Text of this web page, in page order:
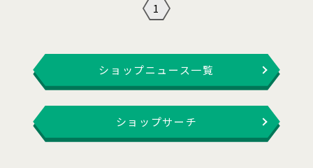
1
ショップニュース一覧
ショップサーチ